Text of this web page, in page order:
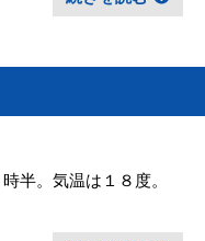
半。気温は１８度。